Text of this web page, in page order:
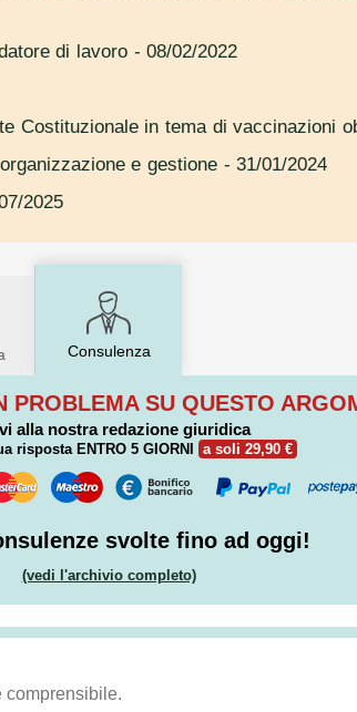
di lavoro - 08/02/2022
Costituzionale in tema di vaccinazioni
e gestione - 31/01/2024
2025
Consulenza
PROBLEMA SU QUESTO
alla nostra redazione giuridica
risposta ENTRO 5 GIORNI a soli 29,90 €
svolte fino ad oggi!
(vedi l'archivio completo)